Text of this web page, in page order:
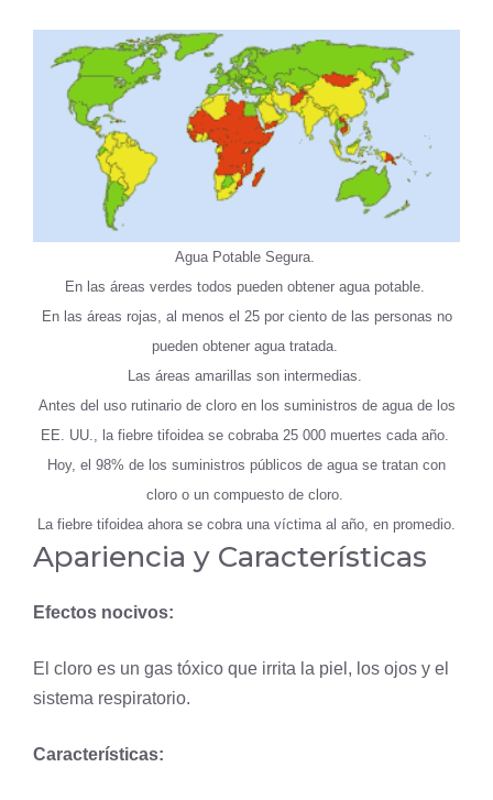
Agua Potable Segura.
En las áreas verdes todos pueden obtener agua potable.
En las áreas rojas, al menos el 25 por ciento de las personas no
pueden obtener agua tratada.
Las áreas amarillas son intermedias.
Antes del uso rutinario de cloro en los suministros de agua de los
EE. UU., la fiebre tifoidea se cobraba 25 000 muertes cada año.
Hoy, el 98% de los suministros públicos de agua se tratan con
cloro o un compuesto de cloro.
La fiebre tifoidea ahora se cobra una víctima al año, en promedio.
Apariencia y Características
Efectos nocivos:
El cloro es un gas tóxico que irrita la piel , los ojos y el
sistema respiratorio.
Características: